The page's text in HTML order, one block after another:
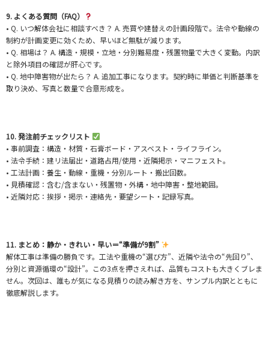
9. よくある質問（FAQ）
• Q. いつ解体会社に相談すべき？ A. 売買や建替えの計画段階で。法令や動線の
制約が計画変更に効くため、早いほど無駄が減ります。
• Q. 相場は？ A. 構造・規模・立地・分別難易度・残置物量で大きく変動。内訳
と除外項目の確認が肝心です。
• Q. 地中障害物が出たら？ A. 追加工事になります。契約時に単価と判断基準を
取り決め、写真と数量で合意形成を。
10. 発注前チェックリスト
• 事前調査：構造・材質・石膏ボード・アスベスト・ライフライン。
• 法令手続：建リ法届出・道路占用/使用・近隣掲示・マニフェスト。
• 工法計画：養生・動線・重機・分別ルート・搬出回数。
• 見積確認：含む/含まない・残置物・外構・地中障害・整地範囲。
• 近隣対応：挨拶・掲示・連絡先・要望シート・記録写真。
11. まとめ：静か・きれい・早い＝“準備が9割”
解体工事は準備の勝負です。工法や重機の“選び方”、近隣や法令の“先回り”、
分別と資源循環の“設計”。この3点を押さえれば、品質もコストも大きくブレま
せん。次回は、誰もが気になる見積りの読み解き方を、サンプル内訳とともに
徹底解説します。